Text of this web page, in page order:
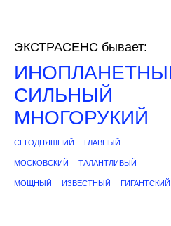
ЭКСТРАСЕНС бывает:
СИЛЬНЫЙ
МНОГОРУКИЙ
СЕГОДНЯШНИЙ ГЛАВНЫЙ
МОСКОВСКИЙ ТАЛАНТЛИВЫЙ
МОЩНЫЙ ИЗВЕСТНЫЙ ГИГАНТСКИЙ